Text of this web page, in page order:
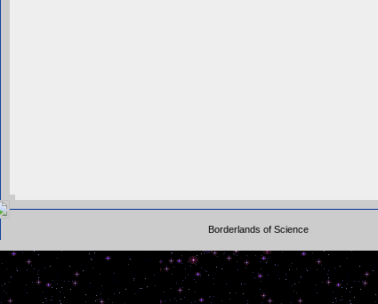
Borderlands of Science